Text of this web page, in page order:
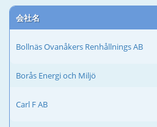
会社名
Bollnäs Ovanåkers Renhållnings AB
Borås Energi och Miljö
Carl F AB